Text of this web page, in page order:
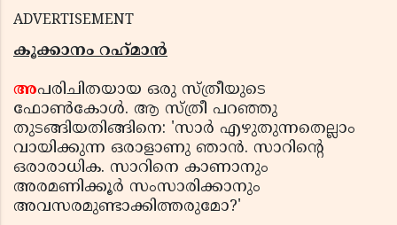
ADVERTISEMENT
കൂക്കാനം റഹ്‌മാൻ
അപരിചിതയായ ഒരു സ്ത്രീയുടെ
ഫോണ്‍കോള്‍. ആ സ്ത്രീ പറഞ്ഞു
തുടങ്ങിയതിങ്ങിനെ: 'സാര്‍ എഴുതുന്നതെല്ലാം
വായിക്കുന്ന ഒരാളാണു ഞാന്‍. സാറിന്റെ
ഒരാരാധിക. സാറിനെ കാണാനും
അരമണിക്കൂര്‍ സംസാരിക്കാനും
അവസരമുണ്ടാക്കിത്തരുമോ?'